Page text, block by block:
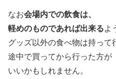
なお会場内での飲食は、
軽めのものであれば出来るよ
グッズ以外の食べ物は持って
途中で買ってから行った方が
いいかもしれません。